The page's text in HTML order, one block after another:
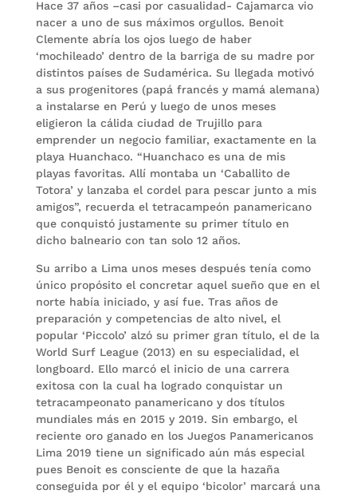
Hace 37 años –casi por casualidad- Cajamarca vio
nacer a uno de sus máximos orgullos. Benoit
Clemente abría los ojos luego de haber
‘mochileado’ dentro de la barriga de su madre por
distintos países de Sudamérica. Su llegada motivó
a sus progenitores (papá francés y mamá alemana)
a instalarse en Perú y luego de unos meses
eligieron la cálida ciudad de Trujillo para
emprender un negocio familiar, exactamente en la
playa Huanchaco. “Huanchaco es una de mis
playas favoritas. Allí montaba un ‘Caballito de
Totora’ y lanzaba el cordel para pescar junto a mis
amigos”, recuerda el tetracampeón panamericano
que conquistó justamente su primer título en
dicho balneario con tan solo 12 años.
Su arribo a Lima unos meses después tenía como
único propósito el concretar aquel sueño que en el
norte había iniciado, y así fue. Tras años de
preparación y competencias de alto nivel, el
popular ‘Piccolo’ alzó su primer gran título, el de la
World Surf League (2013) en su especialidad, el
longboard. Ello marcó el inicio de una carrera
exitosa con la cual ha logrado conquistar un
tetracampeonato panamericano y dos títulos
mundiales más en 2015 y 2019. Sin embargo, el
reciente oro ganado en los Juegos Panamericanos
Lima 2019 tiene un significado aún más especial
pues Benoit es consciente de que la hazaña
conseguida por él y el equipo ‘bicolor’ marcará una